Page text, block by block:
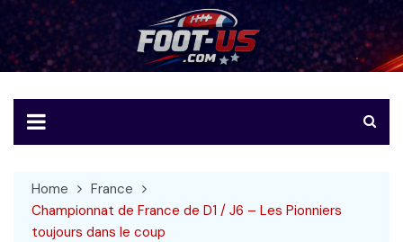
to
content
Foot-US
Le football américain en français
Home
France
Championnat de France de D1 / J6 – Les Pionniers
toujours dans le coup